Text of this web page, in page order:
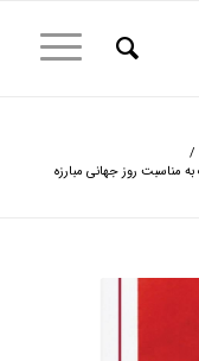
/
مناسبت روز جهانی مبارزه